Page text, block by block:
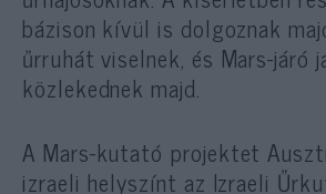
bázison kívül is dolgoznak
űrruhát viselnek, és Mars-járó
közlekednek majd.
A Mars-kutató projektet
izraeli helyszínt az Izraeli